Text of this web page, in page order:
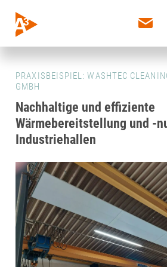
PRAXISBEISPIEL: WASHTEC
GMBH
Nachhaltige und effiziente
Wärmebereitstellung und -
Industriehallen